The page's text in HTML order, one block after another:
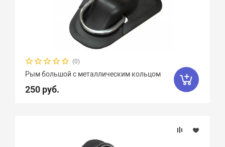
(0)
Рым большой с металлическим кольцом
250 руб.